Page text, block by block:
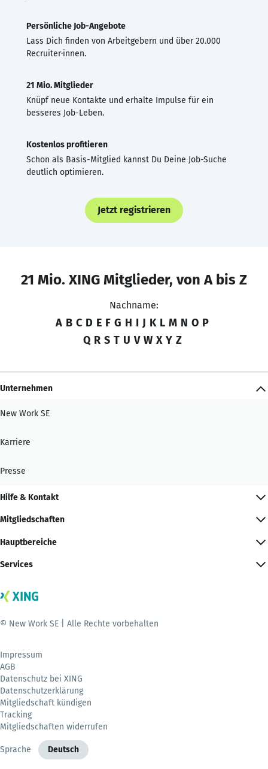
Persönliche Job-Angebote
Lass Dich finden von Arbeitgebern und über 20.000
Recruiter·innen.
21 Mio. Mitglieder
Knüpf neue Kontakte und erhalte Impulse für ein
besseres Job-Leben.
Kostenlos profitieren
Schon als Basis-Mitglied kannst Du Deine Job-Suche
deutlich optimieren.
Jetzt registrieren
21 Mio. XING Mitglieder, von A bis Z
Nachname:
A B C D E F G H I J K L M N O P
Q R S T U V W X Y Z
Unternehmen
New Work SE
Karriere
Presse
Hilfe & Kontakt
Mitgliedschaften
Hauptbereiche
Services
© New Work SE | Alle Rechte vorbehalten
Impressum
AGB
Datenschutz bei XING
Datenschutzerklärung
Mitgliedschaft kündigen
Tracking
Mitgliedschaften widerrufen
Sprache Deutsch